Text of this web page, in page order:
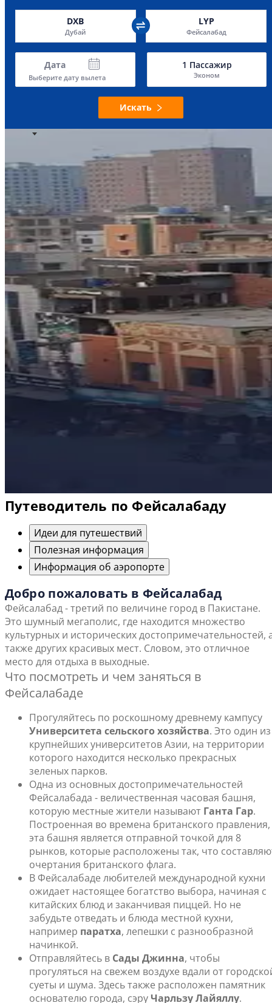
DXB
Дубай
LYP
Фейсалабад
Дата
Выберите дату вылета
1 Пассажир
Эконом
Искать
Путеводитель по Фейсалабаду
Идеи для путешествий
Полезная информация
Информация об аэропорте
Добро пожаловать в Фейсалабад
Фейсалабад - третий по величине город в Пакистане.
Это шумный мегаполис, где находится множество
культурных и исторических достопримечательностей,
также других красивых мест. Словом, это отличное
место для отдыха в выходные.
Что посмотреть и чем заняться в
Фейсалабаде
Прогуляйтесь по роскошному древнему кампусу
Университета сельского хозяйства. Это один из
крупнейших университетов Азии, на территории
которого находится несколько прекрасных
зеленых парков.
Одна из основных достопримечательностей
Фейсалабада - величественная часовая башня,
которую местные жители называют Ганта Гар.
Построенная во времена британского правления,
эта башня является отправной точкой для 8
рынков, которые расположены так, что
очертания британского флага.
В Фейсалабаде любителей международной кухни
ожидает настоящее богатство выбора, начиная с
китайских блюд и заканчивая пиццей. Но не
забудьте отведать и блюда местной кухни,
например паратха, лепешки с разнообразной
начинкой.
Отправляйтесь в Сады Джинна, чтобы
прогуляться на свежем воздухе вдали от
суеты и шума. Здесь также расположен памятник
основателю города, сэру Чарльзу Лайяллу.